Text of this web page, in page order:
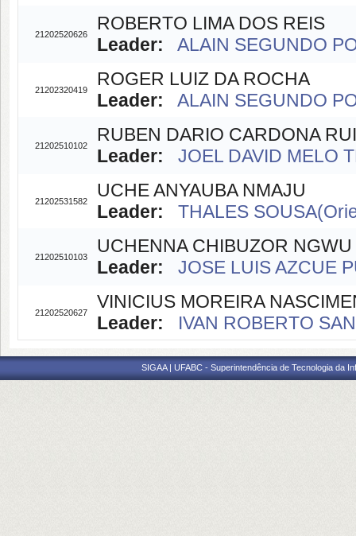
21202520626
ROBERTO LIMA DOS REIS
Leader:
ALAIN SEGUNDO
21202320419
ROGER LUIZ DA ROCHA
Leader:
ALAIN SEGUNDO
21202510102
RUBEN DARIO CARDONA
Leader:
JOEL DAVID MELO
21202531582
UCHE ANYAUBA NMAJU
Leader:
THALES
21202510103
UCHENNA CHIBUZOR NGWU
Leader:
JOSE LUIS AZCUE
21202520627
VINICIUS MOREIRA
Leader:
IVAN ROBERTO
SIGAA | UFABC - Superintendência de Tecnologia da